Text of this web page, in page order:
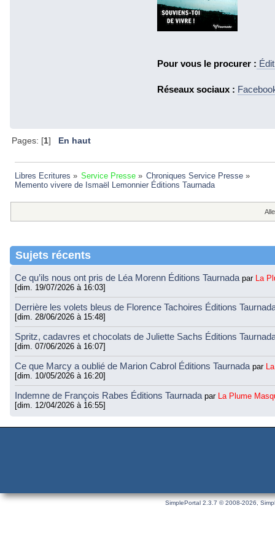
Pour vous le procurer :
Réseaux sociaux :
Pages: [1] En haut
Libres Ecritures » Service Presse» Chroniques Service Presse »
Memento vivere de Ismaël Lemonnier Éditions Taurnada
Sujets récents
Ce qu’ils nous ont pris de Léa Morenn Éditions Taurnada par La
[dim. 19/07/2026 à 16:03]
Derrière les volets bleus de Florence Tachoires Éditions
[dim. 28/06/2026 à 15:48]
Spritz, cadavres et chocolats de Juliette Sachs Éditions
[dim. 07/06/2026 à 16:07]
Ce que Marcy a oublié de Marion Cabrol Éditions Taurnada par
[dim. 10/05/2026 à 16:20]
Indemne de François Rabes Éditions Taurnada par La Plume
[dim. 12/04/2026 à 16:55]
SimplePortal 2.3.7 © 2008-2026,